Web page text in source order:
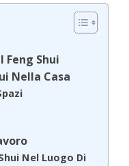
Shui
Nella Casa
Nel Luogo Di